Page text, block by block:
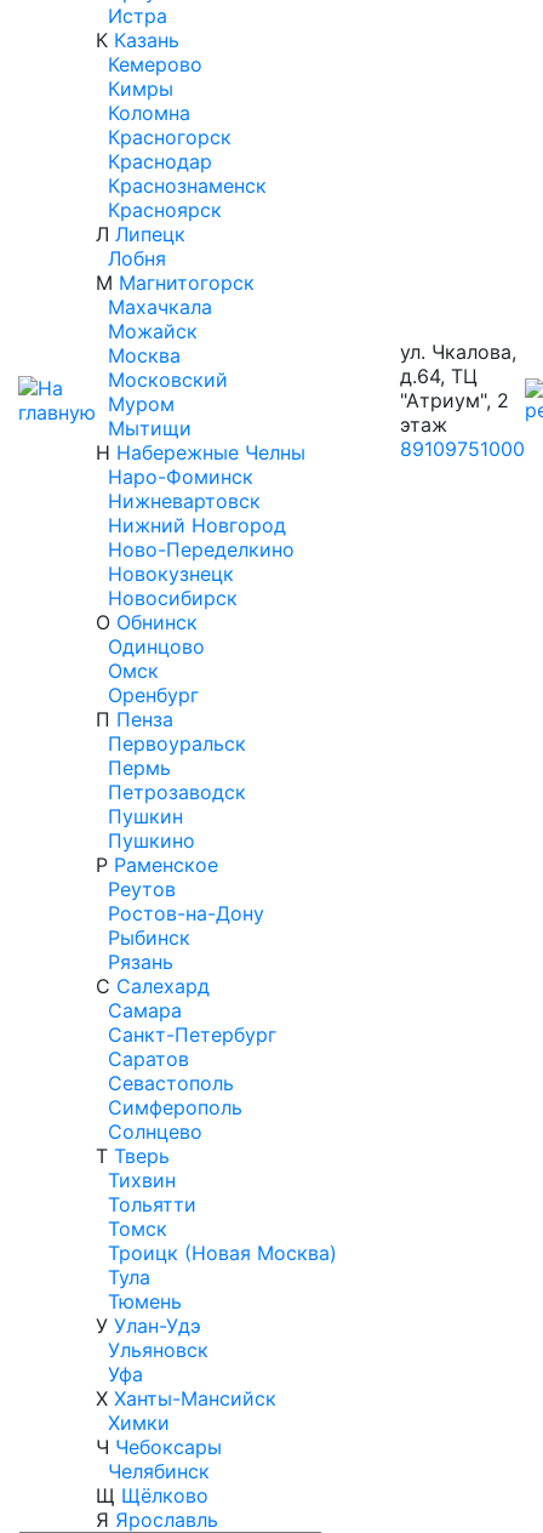
Истра
К Казань
Кемерово
Кимры
Коломна
Красногорск
Краснодар
Краснознаменск
Красноярск
Л Липецк
Лобня
М Магнитогорск
Махачкала
Можайск
Москва
Московский
Муром
Мытищи
Н Набережные Челны
Наро-Фоминск
Нижневартовск
Нижний Новгород
Ново-Переделкино
Новокузнецк
Новосибирск
О Обнинск
Одинцово
Омск
Оренбург
П Пенза
Первоуральск
Пермь
Петрозаводск
Пушкин
Пушкино
Р Раменское
Реутов
Ростов-на-Дону
Рыбинск
Рязань
С Салехард
Самара
Санкт-Петербург
Саратов
Севастополь
Симферополь
Солнцево
Т Тверь
Тихвин
Тольятти
Томск
Троицк (Новая Москва)
Тула
Тюмень
У Улан-Удэ
Ульяновск
Уфа
Х Ханты-Мансийск
Химки
Ч Чебоксары
Челябинск
Щ Щёлково
Я Ярославль
ул. Чкалова,
д.64, ТЦ
"Атриум", 2
этаж
89109751000